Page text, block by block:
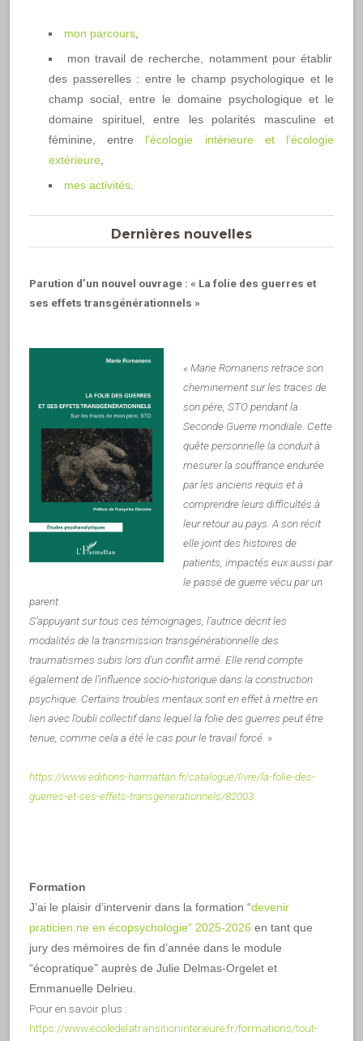
mon parcours,
mon travail de recherche, notamment pour établir
des passerelles : entre le champ psychologique et le
champ social, entre le domaine psychologique et le
domaine spirituel, entre les polarités masculine et
féminine, entre
l’écologie intérieure et l’écologie
extérieure,
mes activités.
Dernières nouvelles
Parution d’un nouvel ouvrage : « La folie des guerres et
ses effets transgénérationnels »
« Marie Romanens retrace son
cheminement sur les traces de
son père, STO pendant la
Seconde Guerre mondiale. Cette
quête personnelle la conduit à
mesurer la souffrance endurée
par les anciens requis et à
comprendre leurs difficultés à
leur retour au pays. A son récit
elle joint des histoires de
patients, impactés eux aussi par
le passé de guerre vécu par un
parent.
S’appuyant sur tous ces témoignages, l’autrice décrit les
modalités de la transmission transgénérationnelle des
traumatismes subis lors d’un conflit armé. Elle rend compte
également de l’influence socio-historique dans la construction
psychique. Certains troubles mentaux sont en effet à mettre en
lien avec l’oubli collectif dans lequel la folie des guerres peut être
tenue, comme cela a été le cas pour le travail forcé. »
https://www.editions-harmattan.fr/catalogue/livre/la-folie-des-
guerres-et-ses-effets-transgenerationnels/82003
Formation
J’ai le plaisir d’intervenir dans la formation “devenir
praticien.ne en écopsychologie” 2025-2026 en tant que
jury des mémoires de fin d’année dans le module
“écopratique” auprès de Julie Delmas-Orgelet et
Emmanuelle Delrieu.
Pour en savoir plus :
https://www.ecoledelatransitioninterieure.fr/formations/tout-